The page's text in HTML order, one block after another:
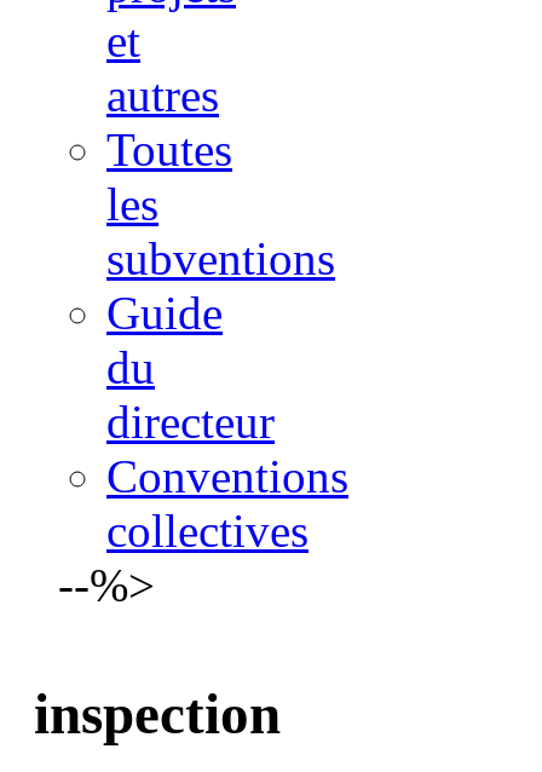
et
autres
Toutes
les
subventions
Guide
du
directeur
Conventions
collectives
--%>
inspection